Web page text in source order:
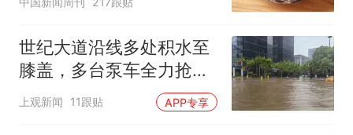
世纪大道沿线多处积水至
膝盖，多台泵车全力抢
排，建议市民尽量避免附
上观新闻 11跟贴 APP专享